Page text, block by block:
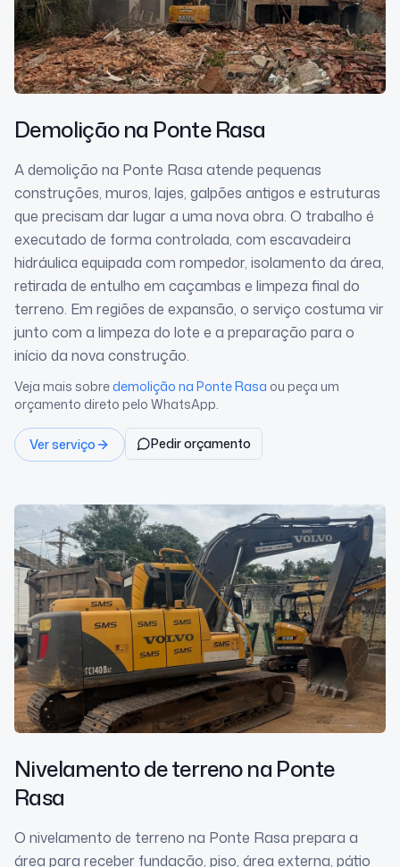
Demoliçãona Ponte Rasa
A demolição na Ponte Rasa atende pequenas
construções, muros, lajes, galpões antigos e estruturas
que precisam dar lugar a uma nova obra. O trabalho é
executado de forma controlada, com escavadeira
hidráulica equipada com rompedor, isolamento da área,
retirada de entulho em caçambas e limpeza final do
terreno. Em regiões de expansão, o serviço costuma vir
junto com a limpeza do lote e a preparação para o
início da nova construção.
Veja mais sobredemolição na Ponte Rasa ou peça um
orçamento direto pelo WhatsApp.
Ver serviço Pedir orçamento
Nivelamento de terrenona Ponte
Rasa
O nivelamento de terreno na Ponte Rasa prepara a
área para receber fundação, piso, área externa, pátio